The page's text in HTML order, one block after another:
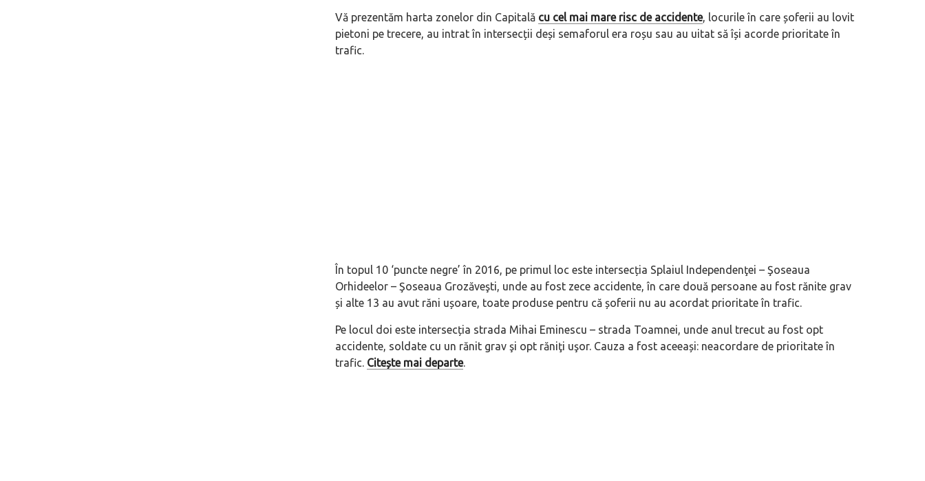
Vă prezentăm harta zonelor din Capitală cu cel mai mare risc de accidente, locurile în care șoferii au lovit
pietoni pe trecere, au intrat în intersecții deși semaforul era roșu sau au uitat să își acorde prioritate în
trafic.
În topul 10 ‘puncte negre’ în 2016, pe primul loc este intersecția Splaiul Independenţei – Şoseaua
Orhideelor – Şoseaua Grozăveşti, unde au fost zece accidente, în care două persoane au fost rănite grav
și alte 13 au avut răni ușoare, toate produse pentru că șoferii nu au acordat prioritate în trafic.
Pe locul doi este intersecția strada Mihai Eminescu – strada Toamnei, unde anul trecut au fost opt
accidente, soldate cu un rănit grav şi opt răniţi uşor. Cauza a fost aceeași: neacordare de prioritate în
trafic. Citește mai departe.